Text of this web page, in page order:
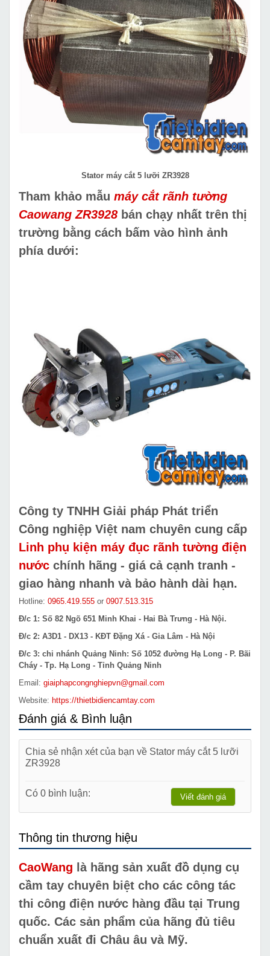
Stator máy cắt 5 lưỡi ZR3928
Tham khảo mẫu máy cắt rãnh tường
Caowang ZR3928 bán chạy nhất trên thị
trường bằng cách bấm vào hình ảnh
phía dưới:
Công ty TNHH Giải pháp Phát triển
Công nghiệp Việt nam chuyên cung cấp
Linh phụ kiện máy đục rãnh tường điện
nước chính hãng - giá cả cạnh tranh -
giao hàng nhanh và bảo hành dài hạn.
Hotline: 0965.419.555 or 0907.513.315
Đ/c 1: Số 82 Ngõ 651 Minh Khai - Hai Bà Trưng - Hà Nội.
Đ/c 2: A3D1 - DX13 - KĐT Đặng Xá - Gia Lâm - Hà Nội
Đ/c 3: chi nhánh Quảng Ninh: Số 1052 đường Hạ Long - P. Bãi
Cháy - Tp. Hạ Long - Tỉnh Quảng Ninh
Email: giaiphapcongnghiepvn@gmail.com
Website: https://thietbidiencamtay.com
Đánh giá & Bình luận
Chia sẻ nhận xét của bạn về Stator máy cắt 5 lưỡi
ZR3928
Có 0 bình luận: Viết đánh giá
Thông tin thương hiệu
CaoWang là hãng sản xuất đồ dụng cụ
cầm tay chuyên biệt cho các công tác
thi công điện nước hàng đầu tại Trung
quốc. Các sản phẩm của hãng đủ tiêu
chuẩn xuất đi Châu âu và Mỹ.